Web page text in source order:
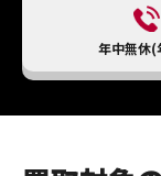
年中無休(